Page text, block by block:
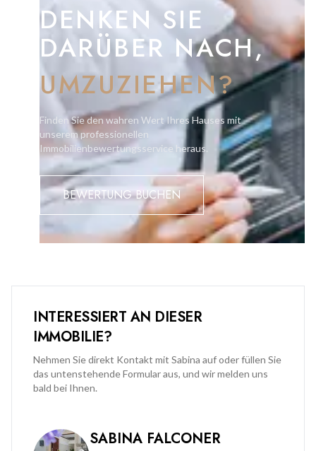
DENKEN SIE
DARÜBER NACH,
UMZUZIEHEN?
Finden Sie den wahren Wert Ihres Hauses mit
unserem professionellen
Immobilienbewertungsservice heraus.
BEWERTUNG BUCHEN
INTERESSIERT AN DIESER
IMMOBILIE?
Nehmen Sie direkt Kontakt mit Sabina auf oder füllen Sie
das untenstehende Formular aus, und wir melden uns
bald bei Ihnen.
SABINA FALCONER